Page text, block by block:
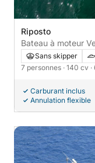
Riposto
Sans skipper
7 personnes · 140 cv
Carburant inclus
Annulation flexible